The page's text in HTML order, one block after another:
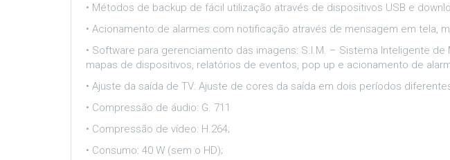
• Métodos de backup de fácil utilização através de dispositivos USB e
• Acionamento de alarmes com notificação através de mensagem em tela,
• Software para gerenciamento das imagens: S.I.M. – Sistema Inteligente
mapas de dispositivos, relatórios de eventos, pop up e acionamento de
• Ajuste da saída de TV: Ajuste de cores da saída em dois períodos
• Compressão de áudio: G. 711
• Compressão de vídeo: H.264;
• Consumo: 40 W (sem o HD);